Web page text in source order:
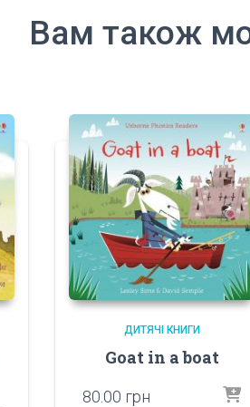
Вам також
ДИТЯЧІ КНИГИ
Goat in a boat
80.00 грн